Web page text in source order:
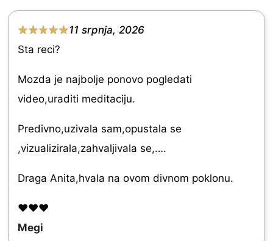
f
5
R
t
e
5
.
0
u
t
11 srpnja, 2026
Sta reci?
Mozda je najbolje ponovo pogledati
video,uraditi meditaciju.
Predivno,uzivala sam,opustala se
,vizualizirala,zahvaljivala se,….
Draga Anita,hvala na ovom divnom poklonu.
❤️❤️❤️
Megi